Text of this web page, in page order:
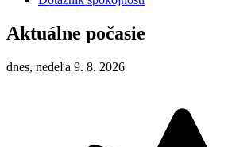
Aktuálne počasie
dnes, nedeľa 9. 8. 2026